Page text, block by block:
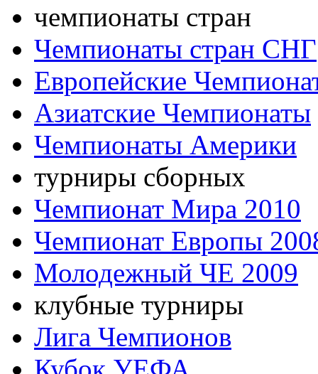
чемпионаты стран
Чемпионаты стран СНГ
Европейские
Азиатские Чемпионаты
Чемпионаты Америки
турниры сборных
Чемпионат Мира 2010
Чемпионат Европы
Молодежный ЧЕ 2009
клубные турниры
Лига Чемпионов